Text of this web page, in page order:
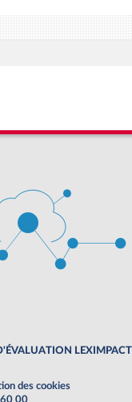
LEXIMPACT
des cookies
60 00